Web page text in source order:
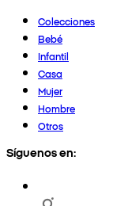
Colecciones
Bebé
Infantil
Casa
Mujer
Hombre
Otros
Síguenos en: